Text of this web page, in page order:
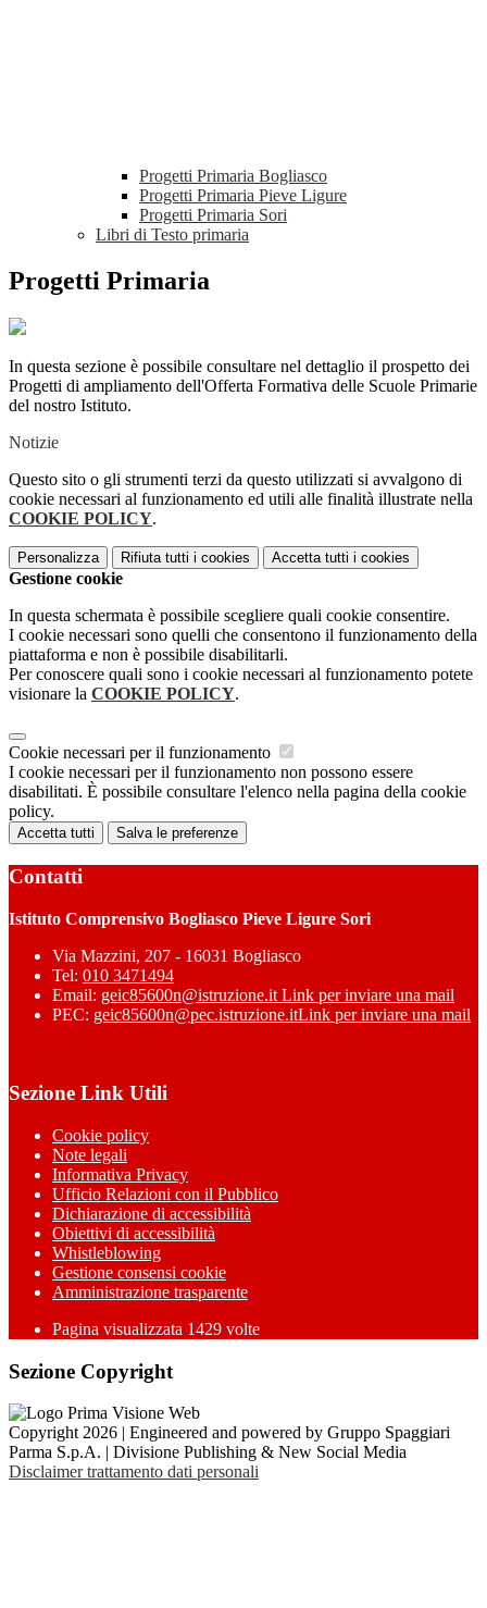
Progetti Primaria Bogliasco
Progetti Primaria Pieve Ligure
Progetti Primaria Sori
Libri di Testo primaria
Progetti Primaria
In questa sezione è possibile consultare nel dettaglio il prospetto dei
Progetti di ampliamento dell'Offerta Formativa delle Scuole Primarie
del nostro Istituto.
Notizie
Questo sito o gli strumenti terzi da questo utilizzati si avvalgono di
cookie necessari al funzionamento ed utili alle finalità illustrate nella
COOKIE POLICY.
Personalizza Rifiuta tutti i cookies Accetta tutti i cookies
Gestione cookie
In questa schermata è possibile scegliere quali cookie consentire.
I cookie necessari sono quelli che consentono il funzionamento della
piattaforma e non è possibile disabilitarli.
Per conoscere quali sono i cookie necessari al funzionamento potete
visionare la COOKIE POLICY.
Cookie necessari per il funzionamento
I cookie necessari per il funzionamento non possono essere
disabilitati. È possibile consultare l'elenco nella pagina della cookie
policy.
Accetta tutti Salva le preferenze
Contatti
Istituto Comprensivo Bogliasco Pieve Ligure Sori
Via Mazzini, 207 - 16031 Bogliasco
Tel: 010 3471494
Email: geic85600n@istruzione.it Link per inviare una mail
PEC: geic85600n@pec.istruzione.itLink per inviare una mail
Sezione Link Utili
Cookie policy
Note legali
Informativa Privacy
Ufficio Relazioni con il Pubblico
Dichiarazione di accessibilità
Obiettivi di accessibilità
Whistleblowing
Gestione consensi cookie
Amministrazione trasparente
Pagina visualizzata 1429 volte
Sezione Copyright
Copyright 2026 | Engineered and powered by Gruppo Spaggiari
Parma S.p.A. | Divisione Publishing & New Social Media
Disclaimer trattamento dati personali